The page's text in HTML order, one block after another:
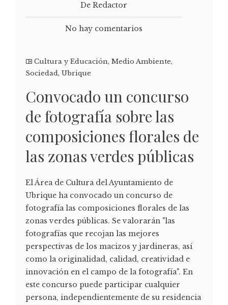
De Redactor
No hay comentarios
Cultura y Educación, Medio Ambiente,
Sociedad, Ubrique
Convocado un concurso
de fotografía sobre las
composiciones florales de
las zonas verdes públicas
El Área de Cultura del Ayuntamiento de
Ubrique ha convocado un concurso de
fotografía las composiciones florales de las
zonas verdes públicas. Se valorarán "las
fotografías que recojan las mejores
perspectivas de los macizos y jardineras, así
como la originalidad, calidad, creatividad e
innovación en el campo de la fotografía". En
este concurso puede participar cualquier
persona, independientemente de su residencia